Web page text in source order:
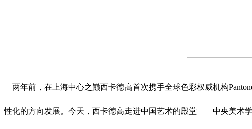
两年前，在上海中心之巅西卡德高首次携手全球色彩权威机构
性化的方向发展。今天，西卡德高走进中国艺术的殿堂——中央美术